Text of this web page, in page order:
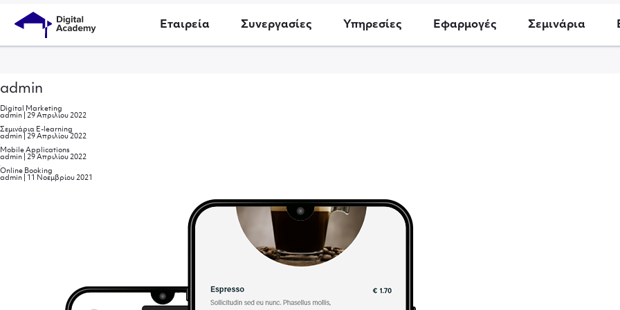
Εταιρεία Συνεργασίες Υπηρεσίες Εφαρμογές Σεμινάρια
admin
Digital Marketing
admin
29 Απριλίου 2022
Σεμινάρια E-learning
admin
29 Απριλίου 2022
Mobile Applications
admin
29 Απριλίου 2022
Online Booking
admin
11 Νοεμβρίου 2021